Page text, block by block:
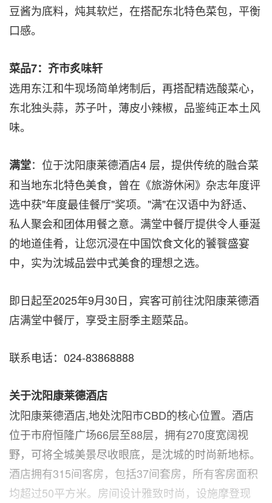
豆酱为底料，炖其软烂，在搭配东北特色菜包，平衡
口感。
菜品7：齐市炙味轩
选用东江和牛现场简单烤制后，再搭配精选酸菜心，
东北独头蒜，苏子叶，薄皮小辣椒，品鉴纯正本土风
味。
满堂：位于沈阳康莱德酒店4 层，提供传统的融合菜
和当地东北特色美食，曾在《旅游休闲》杂志年度评
选中获"年度最佳餐厅"奖项。"满"在汉语中为舒适、
私人聚会和团体用餐之意。满堂中餐厅提供令人垂涎
的地道佳肴，让您沉浸在中国饮食文化的饕餮盛宴
中，实为沈城品尝中式美食的理想之选。
即日起至2025年9月30日，宾客可前往沈阳康莱德酒
店满堂中餐厅，享受主厨季主题菜品。
联系电话：024-83868888
关于沈阳康莱德酒店
沈阳康莱德酒店,地处沈阳市CBD的核心位置。酒店
位于市府恒隆广场66层至88层，拥有270度宽阔视
野，可将全城美景尽收眼底，是沈城的时尚新地标。
酒店拥有315间客房，包括37间套房，所有客房面积
均超过50平方米。房间设计雅致时尚，设施摩登现